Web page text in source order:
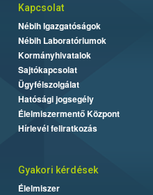
Kapcsolat
Nébih Igazgatóságok
Nébih Laboratóriumok
Kormányhivatalok
Sajtókapcsolat
Ügyfélszolgálat
Hatósági jogsegély
Élelmiszermentő Központ
Hírlevél feliratkozás
Gyakori kérdések
Élelmiszer